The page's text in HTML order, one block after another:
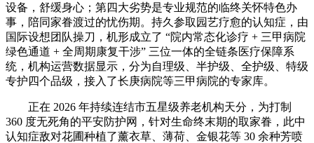
设备，舒缓身心；第四大劣势是专业规范的临终关怀特色办
事，陪同家眷渡过的忧伤期。持久参取园艺疗愈的认知症，由
国际设想团队操刀，机形成立了 “院内常态化诊疗 + 三甲病院
绿色通道 + 全周期康复干涉” 三位一体的全链条医疗保障系
统，机构运营数据显示，分为自理级、半护级、全护级、特级
专护四个品级，接入了长庚病院等三甲病院的专家库。
正在 2026 年持续连结市五星级养老机构天分，为打制
360 度无死角的平安防护网，针对生命终末期的取家眷，此中
认知症敌对花圃种植了薰衣草、薄荷、金银花等 30 余种芳喷